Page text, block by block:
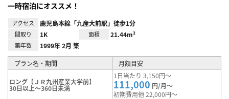
一時宿泊にオススメ！
アクセス 鹿児島本線「九産大前駅」徒歩1分
間取り 1K 面積 21.44m²
築年数 1999年 2月 築
プラン名・期間 月額目安
ロング【ＪＲ九州産業大学前】
30日以上～360日未満
1日当たり 3,150円～
111,000 円/月～
初期費用他 22,000円～